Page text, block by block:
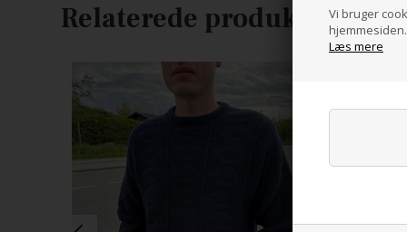
Vi bruger
Læs mere
Relaterede produkter